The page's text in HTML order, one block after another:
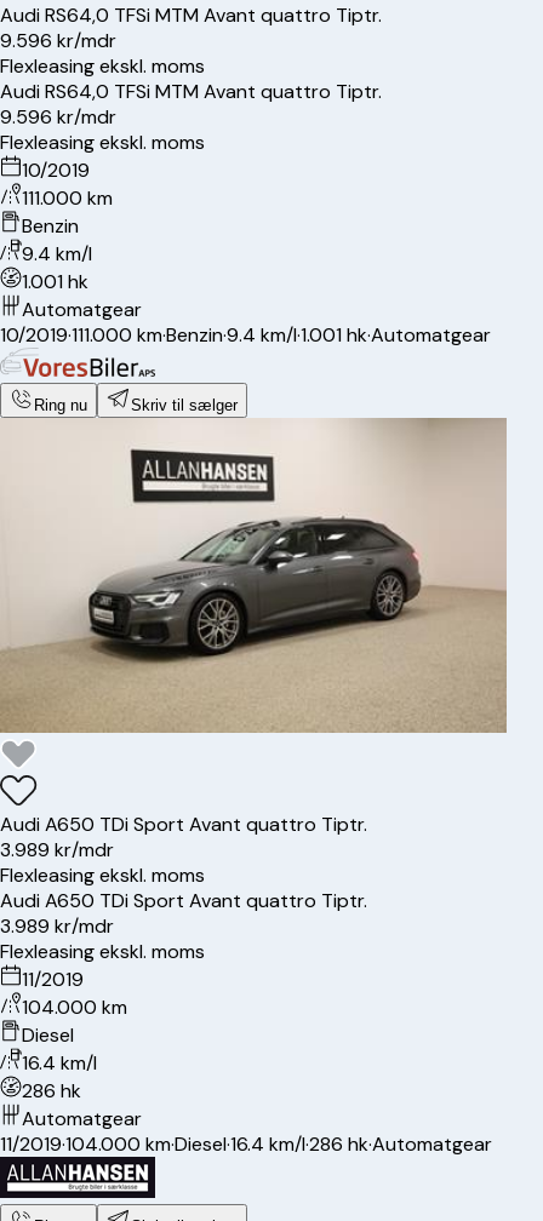
AudiRS64,0 TFSi MTM Avant quattro Tiptr.
9.596 kr/mdr
Flexleasing ekskl. moms
AudiRS64,0 TFSi MTM Avant quattro Tiptr.
9.596 kr/mdr
Flexleasing ekskl. moms
10/2019
111.000 km
Benzin
9.4 km/l
1.001 hk
Automatgear
10/2019·111.000 km·Benzin·9.4 km/l·1.001 hk·Automatgear
Ring nu Skriv til sælger
AudiA650 TDi Sport Avant quattro Tiptr.
3.989 kr/mdr
Flexleasing ekskl. moms
AudiA650 TDi Sport Avant quattro Tiptr.
3.989 kr/mdr
Flexleasing ekskl. moms
11/2019
104.000 km
Diesel
16.4 km/l
286 hk
Automatgear
11/2019·104.000 km·Diesel·16.4 km/l·286 hk·Automatgear